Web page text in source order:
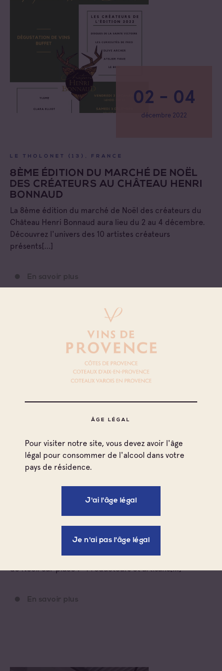
ÂGE LÉGAL
Pour visiter notre site, vous devez avoir l'âge
légal pour consommer de l'alcool dans votre
pays de résidence.
J'ai l'âge légal
Je n'ai pas l'âge légal
02 - 04
décembre 2022
LE THOLONET (13), FRANCE
8ÈME ÉDITION DU MARCHÉ DE NOËL
DES CRÉATEURS AU CHÂTEAU HENRI
BONNAUD
La 8ème édition du marché de Noël des créateurs du
Château Henri Bonnaud aura lieu du 2 au 4 décembre.
Découvrez l'univers des 10 artistes créateurs
présents[…]
En savoir plus
10
ROUSSET (13), FRANCE
MARCHÉ DE NOËL AU DOMAINE TERRE
Le Domaine Terre de Mistral, à Rousset (13), vous donne
rendez-vous le samedi 10 décembre pour son marché
de Noël. Sur place : • Producteurs et artisans[…]
En savoir plus